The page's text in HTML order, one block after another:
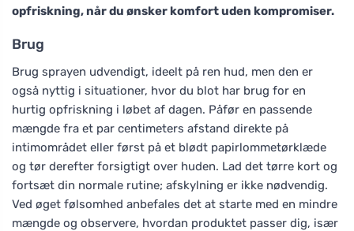
opfriskning, når du ønsker komfort uden kompromiser.
Brug
Brug sprayen udvendigt, ideelt på ren hud, men den er
også nyttig i situationer, hvor du blot har brug for en
hurtig opfriskning i løbet af dagen. Påfør en passende
mængde fra et par centimeters afstand direkte på
intimområdet eller først på et blødt papirlommetørklæde
og tør derefter forsigtigt over huden. Lad det tørre kort og
fortsæt din normale rutine; afskylning er ikke nødvendig.
Ved øget følsomhed anbefales det at starte med en mindre
mængde og observere, hvordan produktet passer dig, især